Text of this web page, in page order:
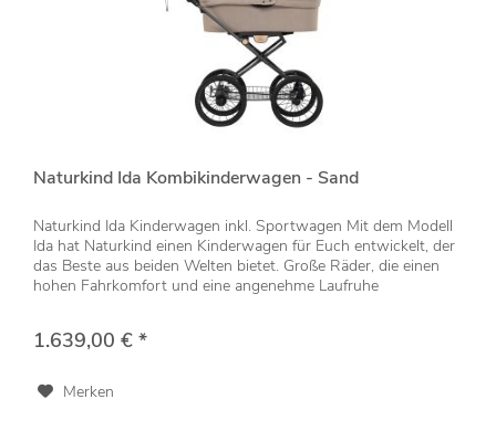
Naturkind Ida Kombikinderwagen - Sand
Naturkind Ida Kinderwagen inkl. Sportwagen Mit dem Modell
Ida hat Naturkind einen Kinderwagen für Euch entwickelt, der
das Beste aus beiden Welten bietet. Große Räder, die einen
hohen Fahrkomfort und eine angenehme Laufruhe
1.639,00 € *
Merken